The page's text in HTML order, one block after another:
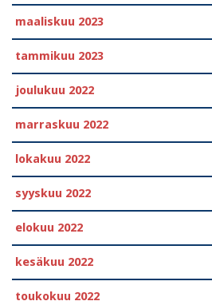
maaliskuu 2023
tammikuu 2023
joulukuu 2022
marraskuu 2022
lokakuu 2022
syyskuu 2022
elokuu 2022
kesäkuu 2022
toukokuu 2022